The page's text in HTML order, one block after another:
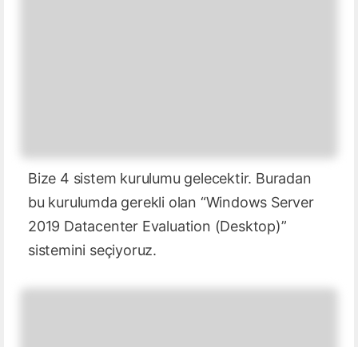
Bize 4 sistem kurulumu gelecektir. Buradan
bu kurulumda gerekli olan “Windows Server
2019 Datacenter Evaluation (Desktop)”
sistemini seçiyoruz.